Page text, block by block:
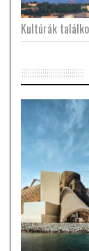
Kultúrák